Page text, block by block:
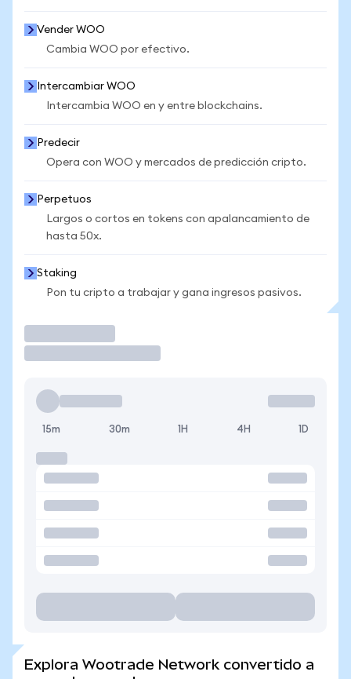
Vender WOO
Cambia WOO por efectivo.
Intercambiar WOO
Intercambia WOO en y entre blockchains.
Predecir
Opera con WOO y mercados de predicción cripto.
Perpetuos
Largos o cortos en tokens con apalancamiento de
hasta 50x.
Staking
Pon tu cripto a trabajar y gana ingresos pasivos.
15m 30m 1H 4H 1D
Explora Wootrade Network convertido a